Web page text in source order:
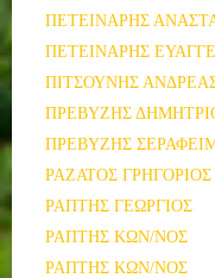
ΠΕΤΕΙΝΑΡΗΣ
ΠΕΤΕΙΝΑΡΗΣ
ΠΙΤΣΟΥΝΗΣ
ΠΡΕΒΥΖΗΣ
ΠΡΕΒΥΖΗΣ
ΡΑΖΑΤΟΣ ΓΡΗΓΟΡΙΟΣ
ΡΑΠΤΗΣ ΓΕΩΡΓΙΟΣ
ΡΑΠΤΗΣ ΚΩΝ/ΝΟΣ
ΡΑΠΤΗΣ ΚΩΝ/ΝΟΣ